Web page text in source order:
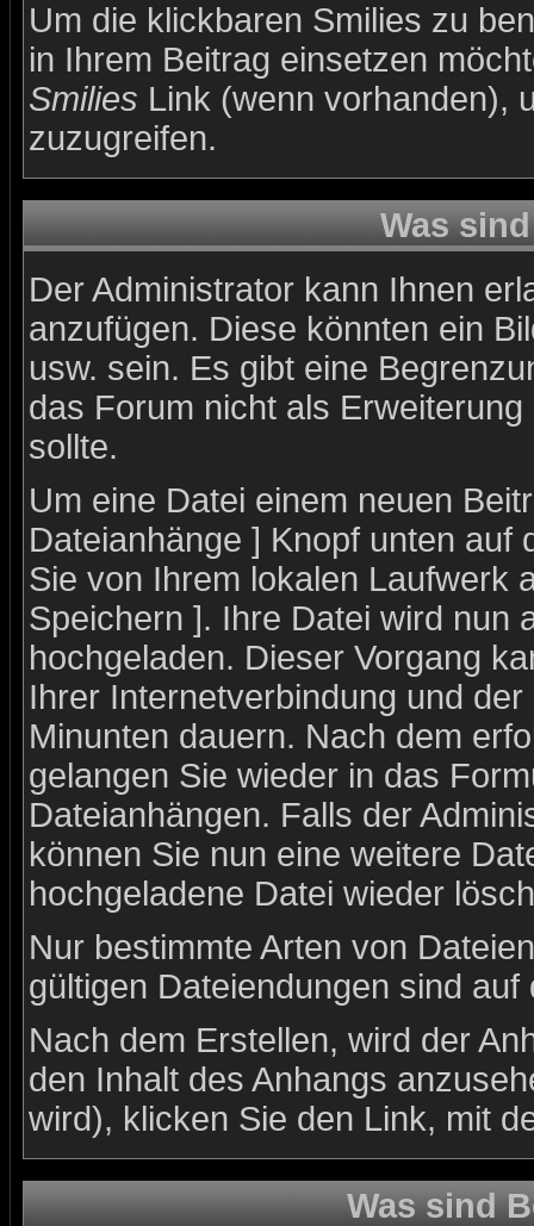
Um die klickbaren Smilies zu
in Ihrem Beitrag einsetzen
Smilies Link (wenn vorhanden),
zuzugreifen.
Was
Der Administrator kann Ihnen
anzufügen. Diese könnten ein
usw. sein. Es gibt eine
das Forum nicht als
sollte.
Um eine Datei einem neuen
Dateianhänge ] Knopf unten auf
Sie von Ihrem lokalen Laufwerk
Speichern ]. Ihre Datei wird nun
hochgeladen. Dieser Vorgang
Ihrer Internetverbindung und
Minunten dauern. Nach dem
gelangen Sie wieder in das
Dateianhängen. Falls der
können Sie nun eine weitere
hochgeladene Datei wieder
Nur bestimmte Arten von
gültigen Dateiendungen sind
Nach dem Erstellen, wird der
den Inhalt des Anhangs
wird), klicken Sie den Link, mit
Was sind